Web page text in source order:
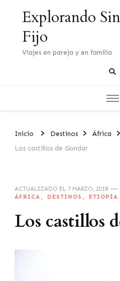
Explorando
Fijo
Viajes en pareja y en familia
Inicio Destinos África
Los castillos de Gondar
ACTUALIZADO EL 7 MARZO, 2018
ÁFRICA
DESTINOS ETIOPÍA
Los castillos